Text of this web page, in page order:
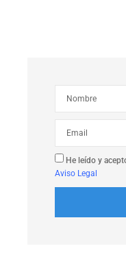
He leído y
Aviso Legal